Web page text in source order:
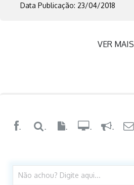
Data Publicação: 23/04/2018
VER MAIS
. . .